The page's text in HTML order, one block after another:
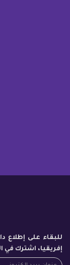
للبقاء على
إفريقيا، اشترك في